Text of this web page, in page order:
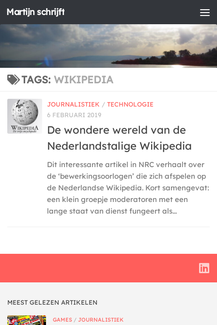
Doorgaan naar inhoud
Martijn schrijft
TAGS: WIKIPEDIA
JOURNALISTIEK / TECHNOLOGIE
6 FEBRUARI 2019
De wondere wereld van de
Nederlandstalige Wikipedia
Dit interessante artikel in NRC verhaalt over
de ‘bewerkingsoorlogen’ die zich afspelen op
de Nederlandse Wikipedia. Kort samengevat:
een klein groepje moderatoren met een
lange staat van dienst fungeert als...
MEEST GELEZEN ARTIKELEN
GAMES / JOURNALISTIEK